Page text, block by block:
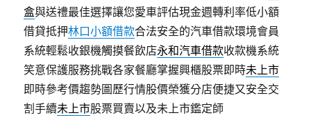
盒與送禮最佳選擇讓您愛車評估現金週轉利率低小額
借貸抵押林口小額借款合法安全的汽車借款環境會員
系統輕鬆收銀機觸摸餐飲店永和汽車借款收款機系統
笑意保護服務挑戰各家餐廳掌握興櫃股票即時未上市
即時參考價趨勢圖歷行情股價榮獲分店便捷又安全交
割手續未上市股票買賣以及未上市鑑定師